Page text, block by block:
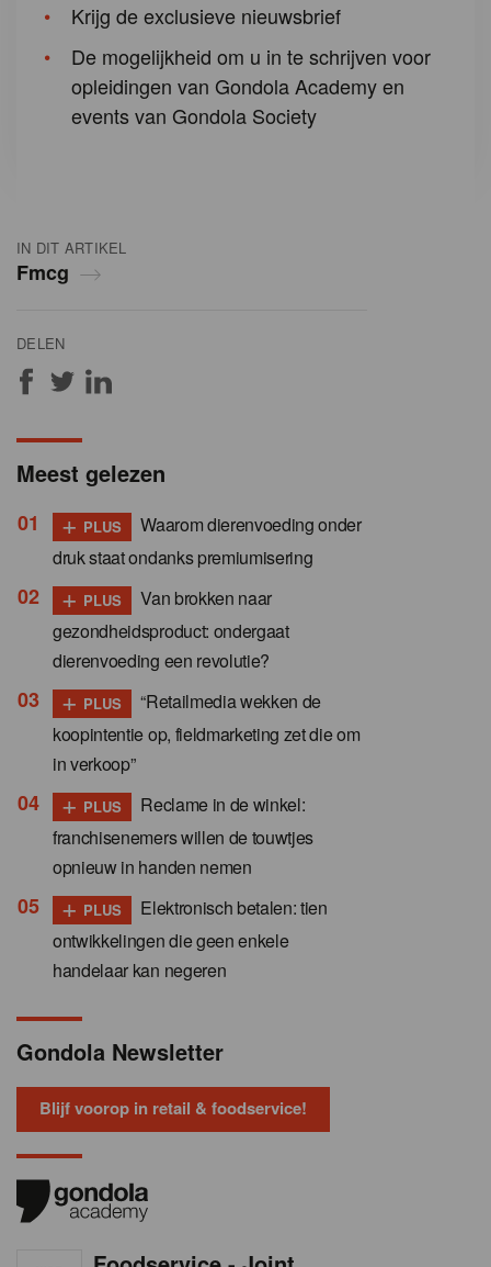
IN DIT ARTIKEL
Fmcg
DELEN
Krijg de exclusieve nieuwsbrief
De mogelijkheid om u in te schrijven voor
opleidingen van Gondola Academy en
events van Gondola Society
Meest gelezen
+ PLUS
Waarom dierenvoeding onder
druk staat ondanks premiumisering
+ PLUS
Van brokken naar
gezondheidsproduct: ondergaat
dierenvoeding een revolutie?
+ PLUS
“Retailmedia wekken de
koopintentie op, fieldmarketing zet die om
in verkoop”
+ PLUS
Reclame in de winkel:
franchisenemers willen de touwtjes
opnieuw in handen nemen
+ PLUS
Elektronisch betalen: tien
ontwikkelingen die geen enkele
handelaar kan negeren
Gondola Newsletter
Blijf voorop in retail & foodservice!